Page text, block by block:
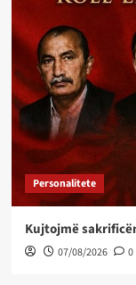
Personalitete
Kujtojmë
07/08/2026 0